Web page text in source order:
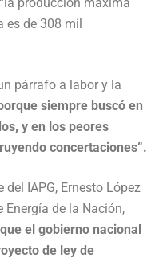
es de 308 mil
párrafo a labor y la
siempre buscó en
y en los peores
concertaciones”.
IAPG, Ernesto López
Energía de la Nación,
el gobierno nacional
de ley de